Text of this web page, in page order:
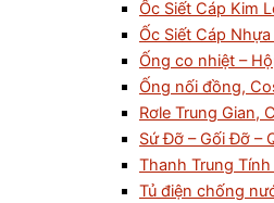
Ốc Siết Cáp Kim
Ốc Siết Cáp
Ống co nhiệt –
Ống nối đồng,
Rơle Trung Gian,
Sứ Đỡ – Gối Đỡ –
Thanh Trung Tính
Tủ điện chống